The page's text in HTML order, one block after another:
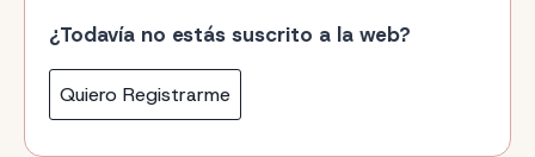
¿Todavía no estás suscrito a la web?
Quiero Registrarme